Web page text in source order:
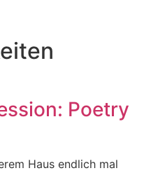
Poetry
Haus endlich mal